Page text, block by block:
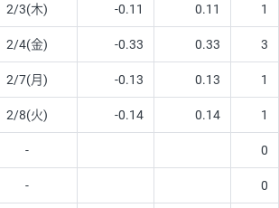
2/3(木) -0.11 0.11 1
2/4(金) -0.33 0.33 3
2/7(月) -0.13 0.13 1
2/8(火) -0.14 0.14 1
- 0
- 0